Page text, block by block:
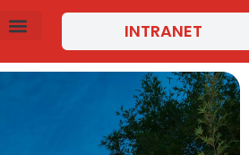
INTRANET